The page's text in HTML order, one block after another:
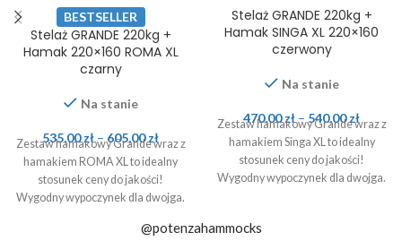
BESTSELLER
Stelaż GRANDE 220kg +
Hamak 220×160 ROMA XL
czarny
Na stanie
535,00zł– 605,00zł
Zestaw hamakowy Grande wraz z
hamakiem ROMA XL to idealny
stosunek ceny do jakości!
Wygodny wypoczynek dla dwojga.
Stelaż GRANDE 220kg +
Hamak SINGA XL 220×160
czerwony
Na stanie
470,00zł– 540,00zł
Zestaw hamakowy Grande wraz z
hamakiem Singa XL to idealny
stosunek ceny do jakości!
Wygodny wypoczynek dla dwojga.
@potenzahammocks